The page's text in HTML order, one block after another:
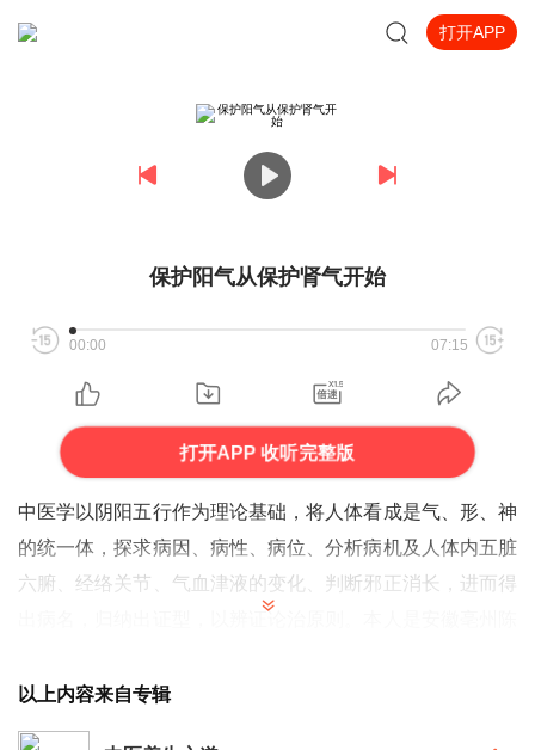
打开APP
保护阳气从保护肾气开始
00:00 07:15
打开APP 收听完整版
中医学以阴阳五行作为理论基础，将人体看成是气、形、神
的统一体，探求病因、病性、病位、分析病机及人体内五脏
六腑、经络关节、气血津液的变化、判断邪正消长，进而得
关注微信订阅号：陈孝和
以上内容来自专辑